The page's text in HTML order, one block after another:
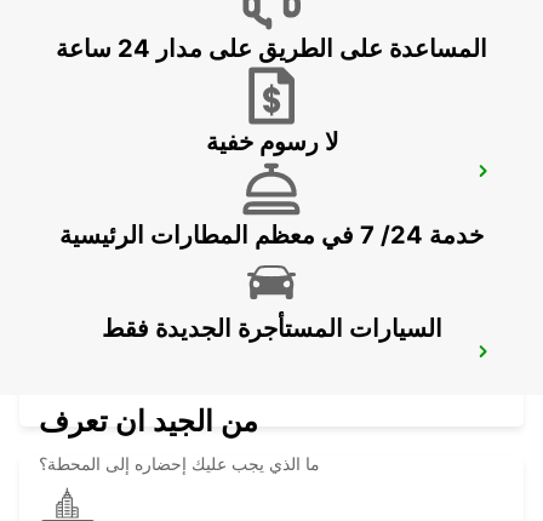
PRATTELN - SWITZERLAND
OLTEN PARKING NEUHARD
المساعدة على الطريق على مدار 24 ساعة
لا رسوم خفية
خدمة 24/ 7 في معظم المطارات الرئيسية
السيارات المستأجرة الجديدة فقط
من الجيد ان تعرف
ما الذي يجب عليك إحضاره إلى المحطة؟